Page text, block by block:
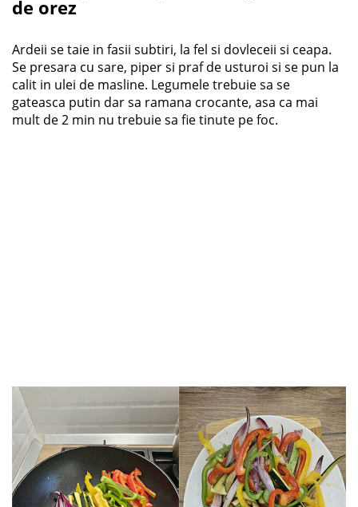
de orez
Ardeii se taie in fasii subtiri, la fel si dovleceii si ceapa.
Se presara cu sare, piper si praf de usturoi si se pun la
calit in ulei de masline. Legumele trebuie sa se
gateasca putin dar sa ramana crocante, asa ca mai
mult de 2 min nu trebuie sa fie tinute pe foc.